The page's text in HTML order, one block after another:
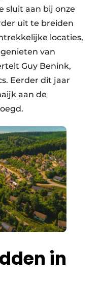
sluit aan bij onze
uit te breiden
locaties,
van
Guy Benink,
Eerder dit jaar
aan de
in